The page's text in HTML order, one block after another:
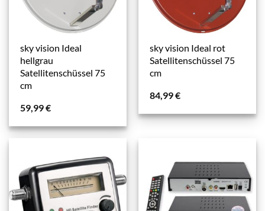
sky vision Ideal
hellgrau
Satellitenschüssel 75
cm
59,99€
sky vision Ideal rot
Satellitenschüssel 75
cm
84,99€